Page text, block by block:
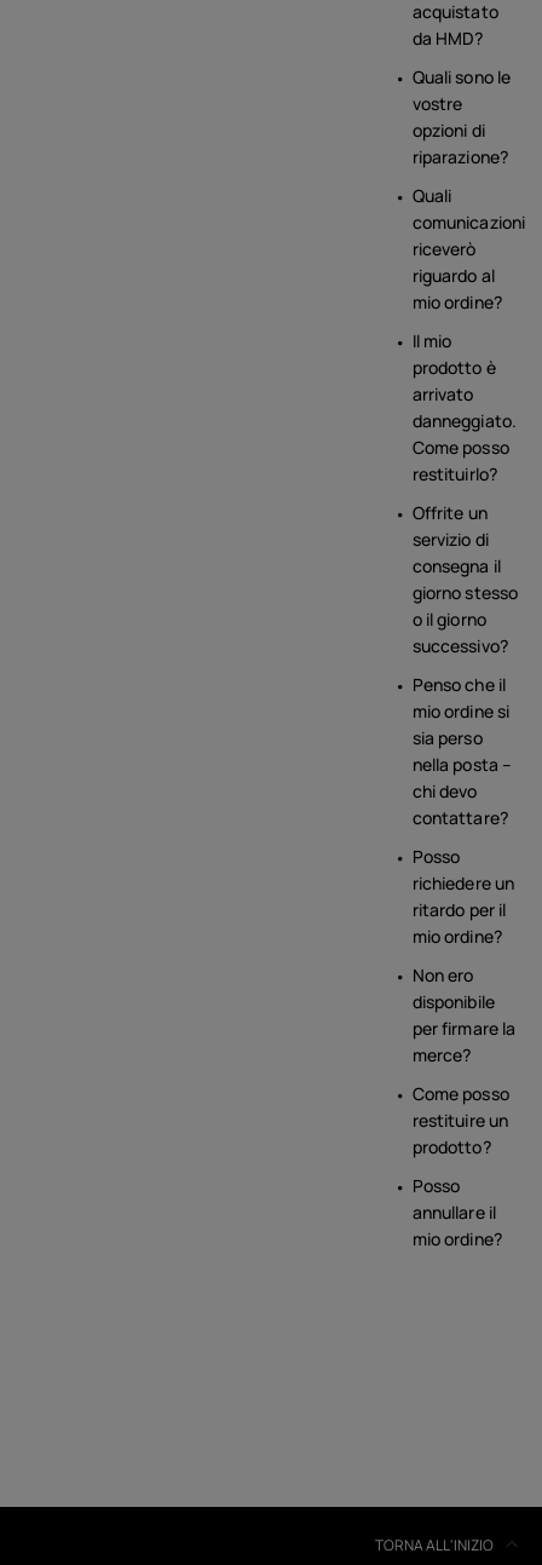
acquistato
da HMD?
Quali sono le
vostre
opzioni di
riparazione?
Quali
comunicazioni
riceverò
riguardo al
mio ordine?
Il mio
prodotto è
arrivato
danneggiato.
Come posso
restituirlo?
Offrite un
servizio di
consegna il
giorno stesso
o il giorno
successivo?
Penso che il
mio ordine si
sia perso
nella posta –
chi devo
contattare?
Posso
richiedere un
ritardo per il
mio ordine?
Non ero
disponibile
per firmare la
merce?
Come posso
restituire un
prodotto?
Posso
annullare il
mio ordine?
TORNA ALL'INIZIO